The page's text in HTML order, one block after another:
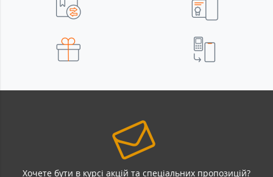
Хочете бути в курсі акцій та спеціальних пропозицій?